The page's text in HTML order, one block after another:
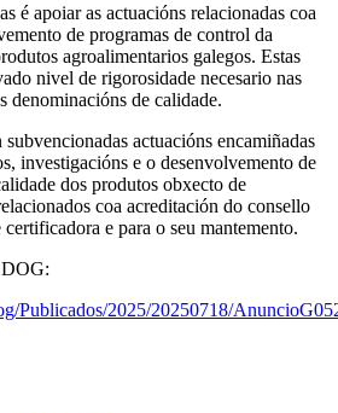
é apoiar as actuacións relacionadas coa
de programas de control da
agroalimentarios galegos. Estas
nivel de rigorosidade necesario nas
denominacións de calidade.
actuacións encamiñadas
investigacións e o desenvolvemento de
dos produtos obxecto de
coa acreditación do consello
e para o seu mantemento.
Publicados/2025/20250718/